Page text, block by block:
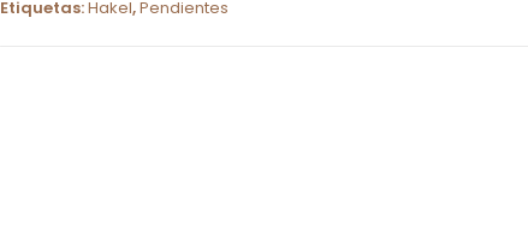
Etiquetas:Hakel,Pendientes